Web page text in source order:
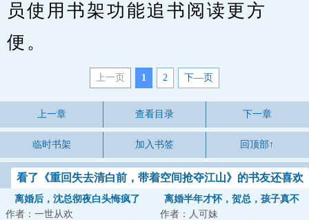
员使用书架功能追书阅读更方
便。
上一页 1 2 下—页
上一章 查看目录 下一章
临时书架 加入书签 回顶部↑
看了《重回失去清白前，带着空间抢夺江山》的书友还喜欢
看
离婚后，沈总彻夜白头悔疯了
作者：一世从欢
离婚半年才怀，贺总，孩子真不
是你的
作者：人可妹